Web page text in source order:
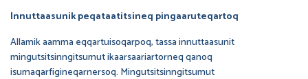
Innuttaasunik peqataatitsineq pingaaruteqartoq
Allamik aamma eqqartuisoqarpoq, tassa innuttaasunit
mingutsitsinngitsumut ikaarsaariartorneq qanoq
isumaqarfigineqarnersoq. Mingutsitsinngitsumut